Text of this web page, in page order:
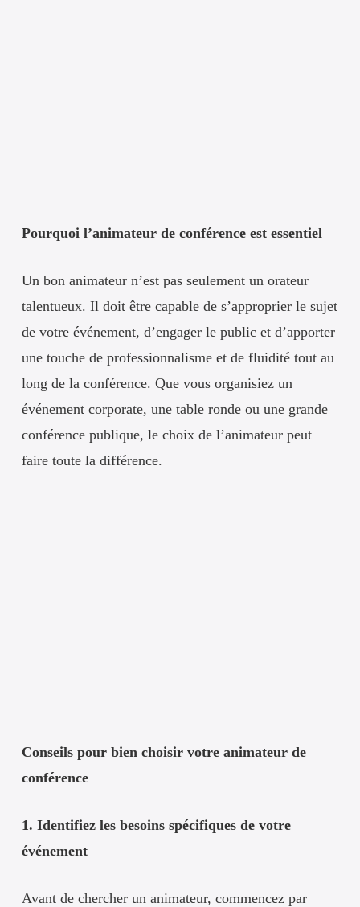
Pourquoi l’animateur de conférence est essentiel
Un bon animateur n’est pas seulement un orateur
talentueux. Il doit être capable de s’approprier le sujet
de votre événement, d’engager le public et d’apporter
une touche de professionnalisme et de fluidité tout au
long de la conférence. Que vous organisiez un
événement corporate, une table ronde ou une grande
conférence publique, le choix de l’animateur peut
faire toute la différence.
Conseils pour bien choisir votre animateur de
conférence
1. Identifiez les besoins spécifiques de votre
événement
Avant de chercher un animateur, commencez par